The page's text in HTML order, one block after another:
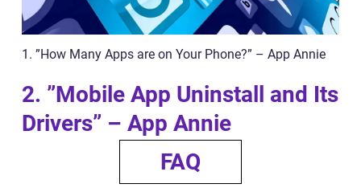
1. ”How Many Apps are on Your Phone?” – App Annie
2. ”Mobile App Uninstall and Its
Drivers” – App Annie
FAQ